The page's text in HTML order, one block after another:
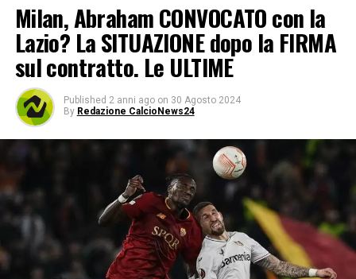
Milan, Abraham CONVOCATO con la
Lazio? La SITUAZIONE dopo la FIRMA
sul contratto. Le ULTIME
Published 2 anni ago on 30 Agosto 2024
By Redazione CalcioNews24